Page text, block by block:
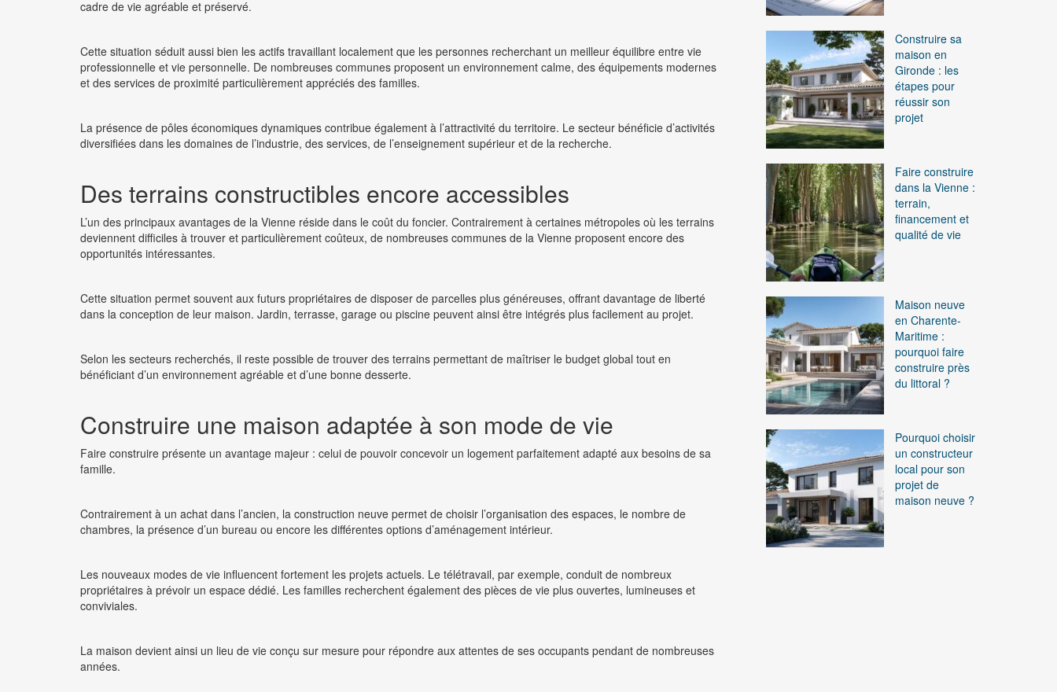
cadre de vie agréable et préservé.
Cette situation séduit aussi bien les actifs travaillant localement que les personnes recherchant un meilleur équilibre entre vie
professionnelle et vie personnelle. De nombreuses communes proposent un environnement calme, des équipements modernes
et des services de proximité particulièrement appréciés des familles.
La présence de pôles économiques dynamiques contribue également à l’attractivité du territoire. Le secteur bénéficie d’activités
diversifiées dans les domaines de l’industrie, des services, de l’enseignement supérieur et de la recherche.
Des terrains constructibles encore accessibles
L’un des principaux avantages de la Vienne réside dans le coût du foncier. Contrairement à certaines métropoles où les terrains
deviennent difficiles à trouver et particulièrement coûteux, de nombreuses communes de la Vienne proposent encore des
opportunités intéressantes.
Cette situation permet souvent aux futurs propriétaires de disposer de parcelles plus généreuses, offrant davantage de liberté
dans la conception de leur maison. Jardin, terrasse, garage ou piscine peuvent ainsi être intégrés plus facilement au projet.
Selon les secteurs recherchés, il reste possible de trouver des terrains permettant de maîtriser le budget global tout en
bénéficiant d’un environnement agréable et d’une bonne desserte.
Construire une maison adaptée à son mode de vie
Faire construire présente un avantage majeur : celui de pouvoir concevoir un logement parfaitement adapté aux besoins de sa
famille.
Contrairement à un achat dans l’ancien, la construction neuve permet de choisir l’organisation des espaces, le nombre de
chambres, la présence d’un bureau ou encore les différentes options d’aménagement intérieur.
Les nouveaux modes de vie influencent fortement les projets actuels. Le télétravail, par exemple, conduit de nombreux
propriétaires à prévoir un espace dédié. Les familles recherchent également des pièces de vie plus ouvertes, lumineuses et
conviviales.
La maison devient ainsi un lieu de vie conçu sur mesure pour répondre aux attentes de ses occupants pendant de nombreuses
années.
Construire sa
maison en
Gironde : les
étapes pour
réussir son
projet
Faire construire
dans la Vienne :
terrain,
financement et
qualité de vie
Maison neuve
en Charente-
Maritime :
pourquoi faire
construire près
du littoral ?
Pourquoi choisir
un constructeur
local pour son
projet de
maison neuve ?